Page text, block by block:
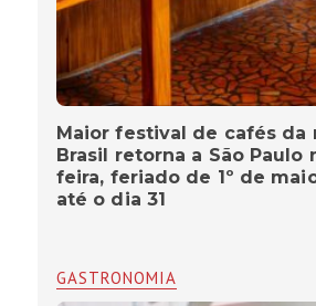
Maior festival de cafés da
Brasil retorna a São Paulo
feira, feriado de 1º de
até o dia 31
GASTRONOMIA